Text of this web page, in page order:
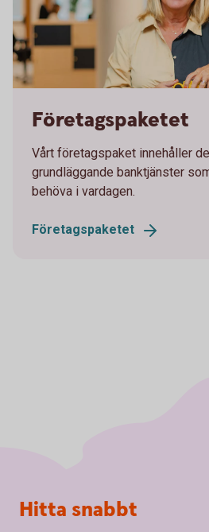
Företagspaketet
Vårt företagspaket innehåller
grundläggande banktjänster
behöva i vardagen.
Företagspaketet
Sidfot
Hitta snabbt